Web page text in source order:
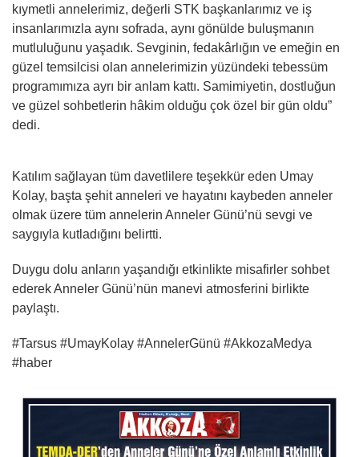
kıymetli annelerimiz, değerli STK başkanlarımız ve iş
insanlarımızla aynı sofrada, aynı gönülde buluşmanın
mutluluğunu yaşadık. Sevginin, fedakârlığın ve emeğin en
güzel temsilcisi olan annelerimizin yüzündeki tebessüm
programımıza ayrı bir anlam kattı. Samimiyetin, dostluğun
ve güzel sohbetlerin hâkim olduğu çok özel bir gün oldu”
dedi.
Katılım sağlayan tüm davetlilere teşekkür eden Umay
Kolay, başta şehit anneleri ve hayatını kaybeden anneler
olmak üzere tüm annelerin Anneler Günü’nü sevgi ve
saygıyla kutladığını belirtti.
Duygu dolu anların yaşandığı etkinlikte misafirler sohbet
ederek Anneler Günü’nün manevi atmosferini birlikte
paylaştı.
#Tarsus #UmayKolay #AnnelerGünü #AkkozaMedya
#haber